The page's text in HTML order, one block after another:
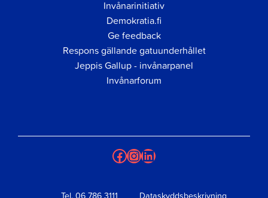
Invånarinitiativ
Demokratia.fi
Ge feedback
Respons gällande gatuunderhållet
Jeppis Gallup - invånarpanel
Invånarforum
Facebook
Instagram
LinkedIn
Tel. 06 786 3111 Dataskyddsbeskrivning